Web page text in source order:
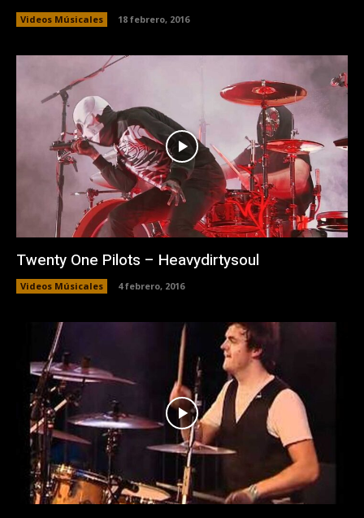
Videos Músicales 18 febrero, 2016
Twenty One Pilots – Heavydirtysoul
Videos Músicales 4 febrero, 2016